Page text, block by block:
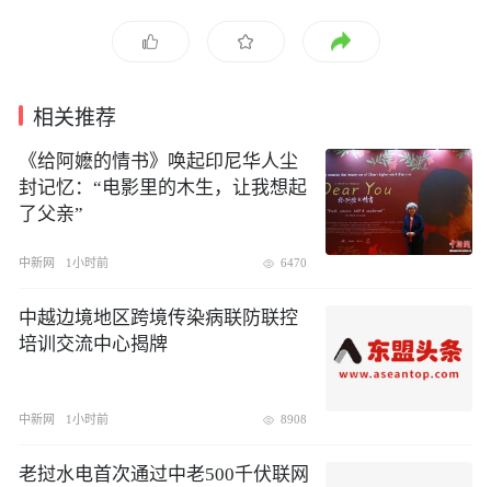
相关推荐
《给阿嬷的情书》唤起印尼华人尘
封记忆：“电影里的木生，让我想起
了父亲”
中新网 1小时前 6470
中越边境地区跨境传染病联防联控
培训交流中心揭牌
中新网 1小时前 8908
老挝水电首次通过中老500千伏联网